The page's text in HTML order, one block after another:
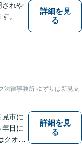
されや
。
詳細を見
る
法律事務所 ゆずりは新見支
市に
目に
オリ
詳細を見
る